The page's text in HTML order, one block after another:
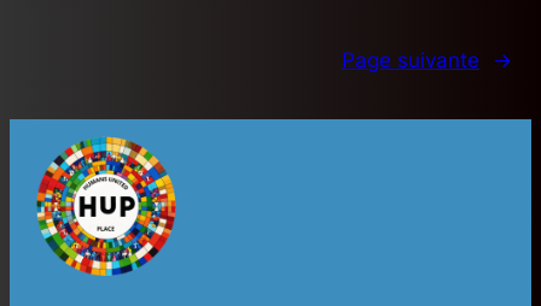
Page suivante →